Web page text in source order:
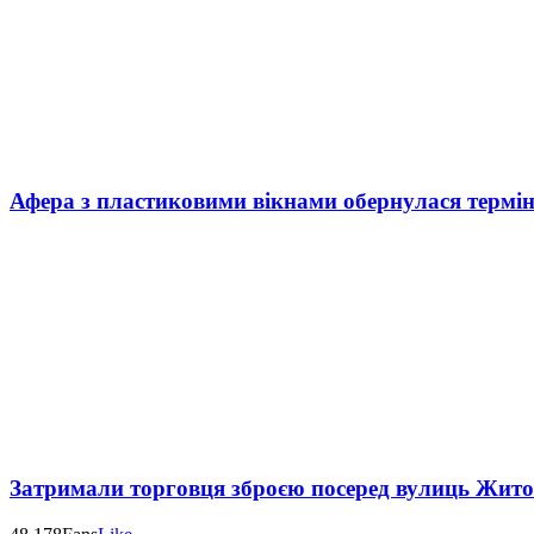
Афера з пластиковими вікнами обернулася
Затримали торговця зброєю посеред вулиць